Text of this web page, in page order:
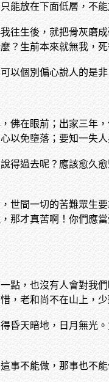
能放在下面低層，不能
往生後，就把骨灰磨
？生前本來就無我，
以個別偏心說人的是
佛在眼前；出家三年
以免墮落；要知一失人
得過去呢？應該愈久愈
世間一切的苦難眾生
那才真苦啊！你們應
點，也沒有人會對我
，老和尚不在山上，
昏天暗地，日月無光
事不能做，那事也不